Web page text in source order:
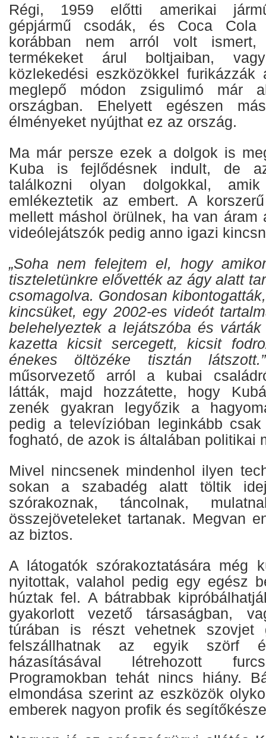
Régi, 1959 előtti amerikai
gépjármű csodák, és Coca Cola
korábban nem arról volt ismert,
termékeket árul boltjaiban,
közlekedési eszközökkel furikázzák
meglepő módon zsigulimó már
országban. Ehelyett egészen
élményeket nyújthat ez az ország.
Ma már persze ezek a dolgok is
Kuba is fejlődésnek indult, de
találkozni olyan dolgokkal,
emlékeztetik az embert. A
mellett máshol örülnek, ha van áram
videólejátszók pedig anno igazi
„Soha nem felejtem el, hogy
tiszteletünkre elővették az ágy alatt
csomagolva. Gondosan
kincsüket, egy 2002-es videót
belehelyeztek a lejátszóba és
kazetta kicsit sercegett, kicsit
énekes öltözéke tisztán látszott.”
műsorvezető arról a kubai
látták, majd hozzátette, hogy
zenék gyakran legyőzik a
pedig a televízióban leginkább
fogható, de azok is általában politikai
Mivel nincsenek mindenhol ilyen
sokan a szabadég alatt töltik
szórakoznak, táncolnak,
összejöveteleket tartanak. Megvan
az biztos.
A látogatók szórakoztatására még
nyitottak, valahol pedig egy egész
húztak fel. A bátrabbak
gyakorlott vezető társaságban,
túrában is részt vehetnek szovjet
felszállhatnak az egyik szörf
házasításával létrehozott
Programokban tehát nincs hiány.
elmondása szerint az eszközök
emberek nagyon profik és